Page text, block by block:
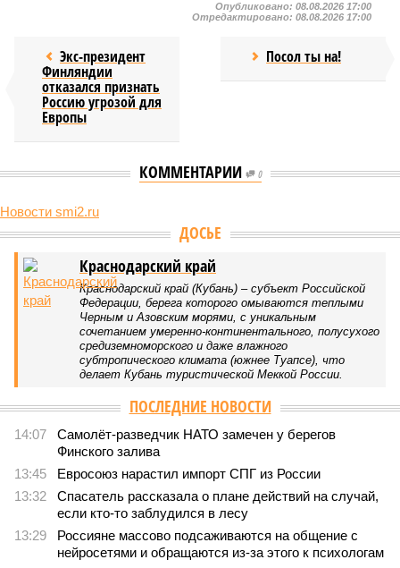
Опубликовано: 08.08.2026 17:00
Отредактировано: 08.08.2026 17:00
Экс-президент
Финляндии
отказался признать
Россию угрозой для
Европы
Посол ты на!
КОММЕНТАРИИ 0
Новости smi2.ru
В нескольких станциях от уже сданного
«Сказочного леса» пайщики ЖК «Станция Л» продолжают ждать от
компании Capital Group начала реальной достройки
В нескольких станциях от уже сданного «Сказочного
леса» пайщики ЖК «Станция Л» продолжают ждать от
компании Capital Group начала реальной достройки
«Станция ожидания» для дольщиков
В нескольких станциях от уже сданного «Сказочного леса» пайщики ЖК
«Станция Л» продолжают ждать от компании Capital Group начала
реальной достройки (изображение сгенерировано ИИ)